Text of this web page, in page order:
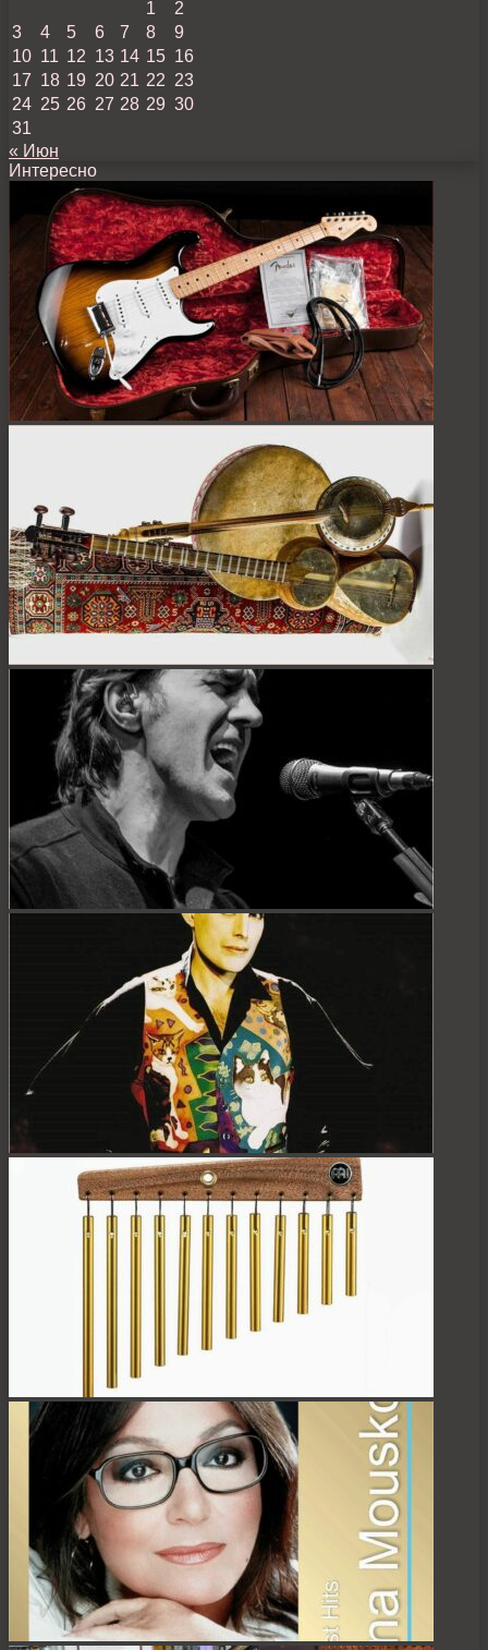
1
2
3
4 5 6 7 8
9
10 11 12 13 14 15 16
17 18 19 20 21 22 23
24 25 26 27 28 29 30
31
« Июн
Интересно